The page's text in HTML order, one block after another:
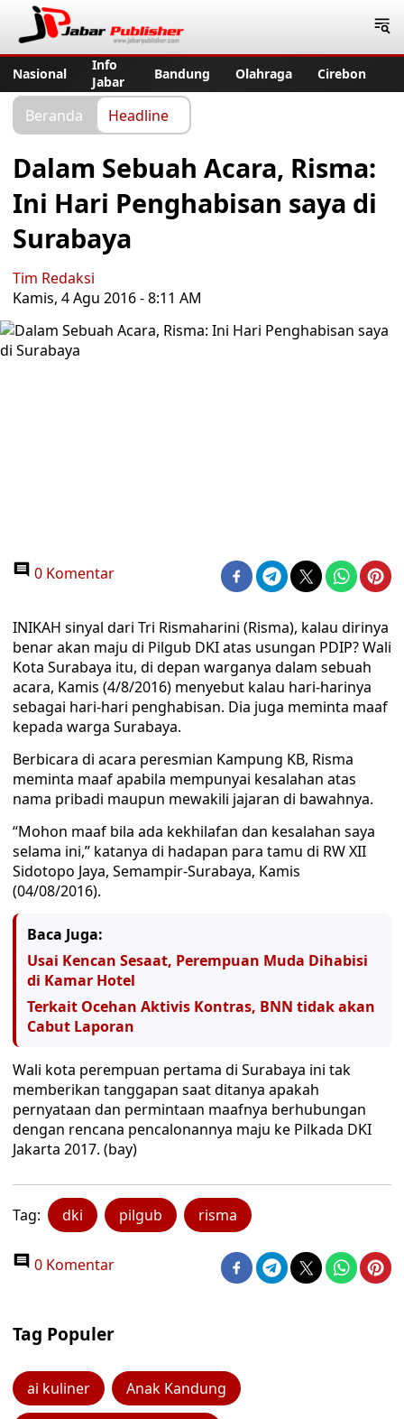
Nasional
Info
Jabar
Bandung Olahraga Cirebon
Beranda Headline
Dalam Sebuah Acara, Risma:
Ini Hari Penghabisan saya di
Surabaya
Tim Redaksi
Kamis, 4 Agu 2016 - 8:11 AM
0 Komentar
INIKAH sinyal dari Tri Rismaharini (Risma), kalau dirinya
benar akan maju di Pilgub DKI atas usungan PDIP? Wali
Kota Surabaya itu, di depan warganya dalam sebuah
acara, Kamis (4/8/2016) menyebut kalau hari-harinya
sebagai hari-hari penghabisan. Dia juga meminta maaf
kepada warga Surabaya.
Berbicara di acara peresmian Kampung KB, Risma
meminta maaf apabila mempunyai kesalahan atas
nama pribadi maupun mewakili jajaran di bawahnya.
“Mohon maaf bila ada kekhilafan dan kesalahan saya
selama ini,” katanya di hadapan para tamu di RW XII
Sidotopo Jaya, Semampir-Surabaya, Kamis
(04/08/2016).
Baca Juga:
Usai Kencan Sesaat, Perempuan Muda Dihabisi
di Kamar Hotel
Terkait Ocehan Aktivis Kontras, BNN tidak akan
Cabut Laporan
Wali kota perempuan pertama di Surabaya ini tak
memberikan tanggapan saat ditanya apakah
pernyataan dan permintaan maafnya berhubungan
dengan rencana pencalonannya maju ke Pilkada DKI
Jakarta 2017. (bay)
Tag: dki pilgub risma
0 Komentar
Tag Populer
ai kuliner Anak Kandung